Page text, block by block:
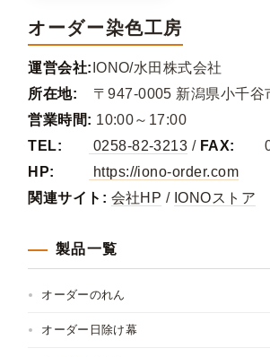
オーダー染色工房
運営会社: IONO/水田株式会社
所在地:
〒947-0005 新潟県小千谷
営業時間: 10:00～17:00
TEL:
0258-82-3213 / FAX:
HP:
https://iono-order.com
関連サイト: 会社HP / IONOストア
製品一覧
オーダーのれん
オーダー日除け幕